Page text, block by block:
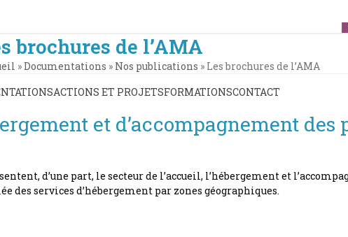
ACTIONS ET PROJETSFORMATIONSCONTACT
brochures de l’AMA
»Documentations » Nos publications » Les brochures de l’AMA
et d’accompagnement
d’une part, le secteur de l’accueil, l’hébergement et
des services d’hébergement par zones géographiques.